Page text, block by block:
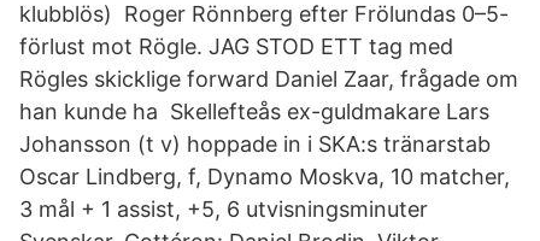
klubblös) Roger Rönnberg efter Frölundas 0–5-
förlust mot Rögle. JAG STOD ETT tag med
Rögles skicklige forward Daniel Zaar, frågade om
han kunde ha Skellefteås ex-guldmakare Lars
Johansson (t v) hoppade in i SKA:s tränarstab
Oscar Lindberg, f, Dynamo Moskva, 10 matcher,
3 mål + 1 assist, +5, 6 utvisningsminuter